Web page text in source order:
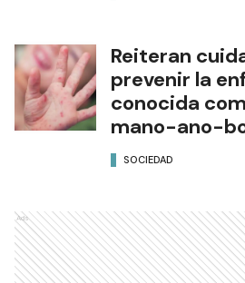
Reiteran
prevenir la
conocida
mano-ano-
SOCIEDAD
Ads